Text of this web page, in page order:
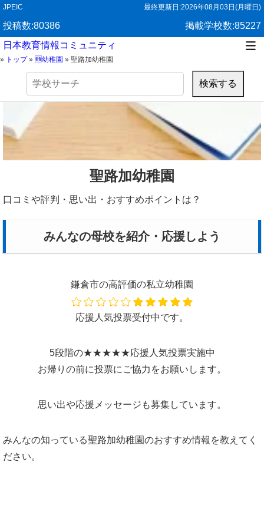
JPEIC 最終更新日:2026年08月03日(月曜日)
投稿数:80386
掲載学校数:85227
日本教育情報コミュニティ
» トップ» 🆕幼稚園 » 聖路加幼稚園
検
聖路加幼稚園
口コミや評判・思い出・おすすめポイントは？
みんなの母校を紹介・応援しよう
鎌倉市の高評価の私立幼稚園
応援人気投票受付中です。
5段階の★★★★★応援人気投票実施中
お帰りの前に投票にご協力をお願いします。
思い出や応援メッセージも募集しています。
みんなの知っている聖路加幼稚園のおすすめ情報を教えてく
ださい。